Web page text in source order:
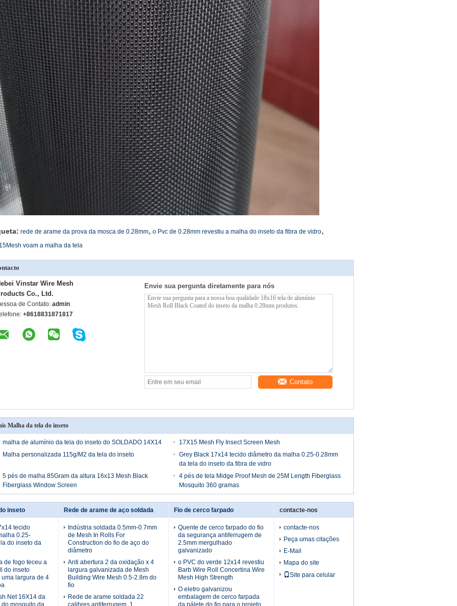
rede de arame da prova da mosca de 0.28mm, o Pvc de 0.28mm revestiu a malha do inseto da fibra de vidro,
voam a malha da tela
Vinstar Wire Mesh
Co., Ltd.
de Contato: admin
+8618831871817
Envie sua pergunta diretamente para nós
Contato
Malha da tela do inseto
malha de alumínio da tela do inseto do SOLDADO 14X14
17X15 Mesh Fly Insect Screen Mesh
Malha personalizada 115g/M2 da tela do inseto
Grey Black 17x14 tecido diâmetro da malha 0.25-0.28mm
da tela do inseto da fibra de vidro
5 pés de malha 85Gram da altura 16x13 Mesh Black
Fiberglass Window Screen
4 pés de tela Midge Proof Mesh de 25M Length Fiberglass
Mosquito 360 gramas
inseto
tecido
0.25-
do inseto da
de fogo teceu a
do inseto
largura de 4
Net 16X14 da
mosquito da
Rede de arame de aço soldada
Indústria soldada 0.5mm-0.7mm
de Mesh In Rolls For
Construction do fio de aço do
diâmetro
Anti abertura 2 da oxidação x 4
largura galvanizada de Mesh
Building Wire Mesh 0.5-2.8m do
fio
Rede de arame soldada 22
calibres antiferrugem, 1
Fio de cerco farpado
Quente de cerco farpado do fio
da segurança antiferrugem de
2.5mm mergulhado
galvanizado
o PVC do verde 12x14 revestiu
Barb Wire Roll Concertina Wire
Mesh High Strength
O eletro galvanizou
embalagem de cerco farpada
da pálete do fio para o projeto
contacte-nos
contacte-nos
Peça umas citações
E-Mail
Mapa do site
Site para celular